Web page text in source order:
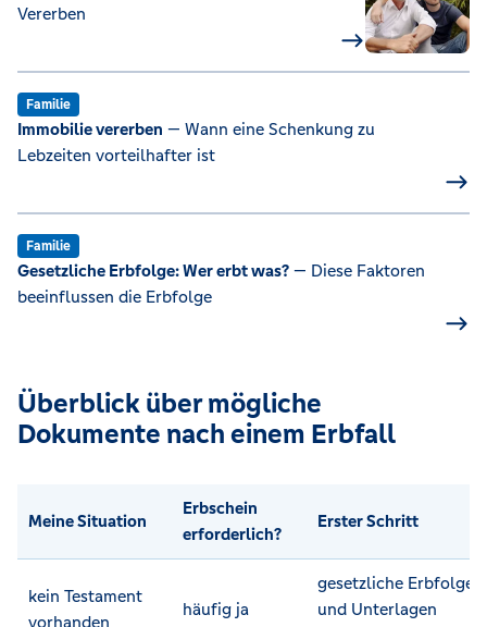
Vererben
Familie
Immobilie vererben — Wann eine Schenkung zu
Lebzeiten vorteilhafter ist
Familie
Gesetzliche Erbfolge: Wer erbt was? — Diese Faktoren
beeinflussen die Erbfolge
Überblick über mögliche
Dokumente nach einem Erbfall
Meine Situation
Erbschein
erforderlich?
Erster Schritt
kein Testament
vorhanden
häufig ja
gesetzliche Erbfolge
und Unterlagen